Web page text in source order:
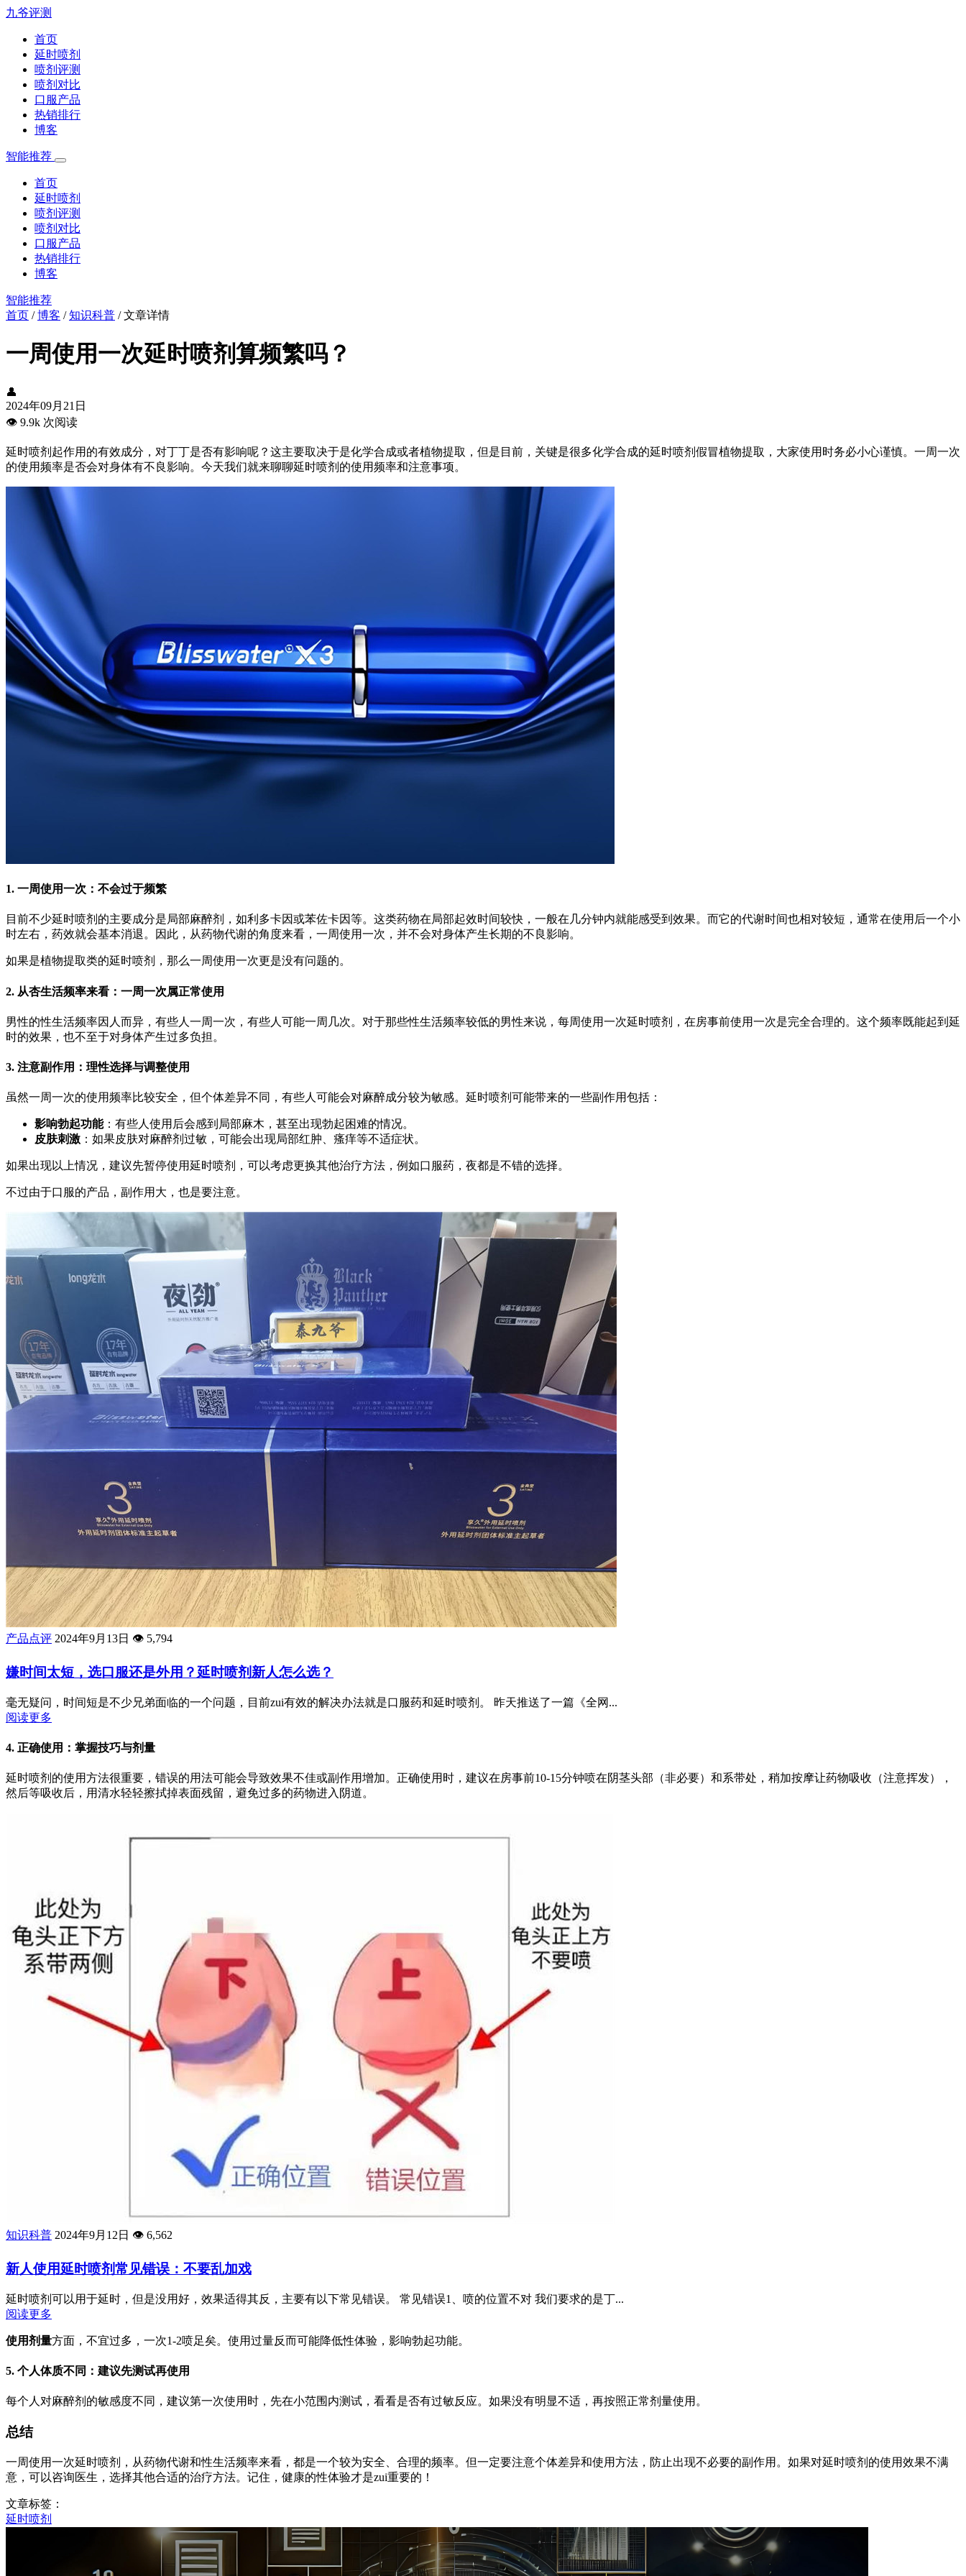
九爷评测
首页
延时喷剂
喷剂评测
喷剂对比
口服产品
热销排行
博客
智能推荐
首页
延时喷剂
喷剂评测
喷剂对比
口服产品
热销排行
博客
智能推荐
首页 /博客 /知识科普 /文章详情
一周使用一次延时喷剂算频繁吗？
👤
2024年09月21日
👁️ 9.9k 次阅读
延时喷剂起作用的有效成分，对丁丁是否有影响呢？这主要取决于是化学合成或者植物提取，但是目前，关键是很多化学合成的延时喷剂假冒植物提取，大家使用时务必小心谨慎。一周一次
的使用频率是否会对身体有不良影响。今天我们就来聊聊延时喷剂的使用频率和注意事项。
1. 一周使用一次：不会过于频繁
目前不少延时喷剂的主要成分是局部麻醉剂，如利多卡因或苯佐卡因等。这类药物在局部起效时间较快，一般在几分钟内就能感受到效果。而它的代谢时间也相对较短，通常在使用后一个小
时左右，药效就会基本消退。因此，从药物代谢的角度来看，一周使用一次，并不会对身体产生长期的不良影响。
如果是植物提取类的延时喷剂，那么一周使用一次更是没有问题的。
2. 从杏生活频率来看：一周一次属正常使用
男性的性生活频率因人而异，有些人一周一次，有些人可能一周几次。对于那些性生活频率较低的男性来说，每周使用一次延时喷剂，在房事前使用一次是完全合理的。这个频率既能起到延
时的效果，也不至于对身体产生过多负担。
3. 注意副作用：理性选择与调整使用
虽然一周一次的使用频率比较安全，但个体差异不同，有些人可能会对麻醉成分较为敏感。延时喷剂可能带来的一些副作用包括：
影响勃起功能：有些人使用后会感到局部麻木，甚至出现勃起困难的情况。
皮肤刺激 ：如果皮肤对麻醉剂过敏，可能会出现局部红肿、瘙痒等不适症状。
如果出现以上情况，建议先暂停使用延时喷剂，可以考虑更换其他治疗方法，例如口服药，夜都是不错的选择。
不过由于口服的产品，副作用大，也是要注意。
产品点评 2024年9月13日 👁️ 5,794
嫌时间太短，选口服还是外用？延时喷剂新人怎么选？
毫无疑问，时间短是不少兄弟面临的一个问题，目前zui有效的解决办法就是口服药和延时喷剂。 昨天推送了一篇《全网...
阅读更多
4. 正确使用：掌握技巧与剂量
延时喷剂的使用方法很重要，错误的用法可能会导致效果不佳或副作用增加。正确使用时，建议在房事前10-15分钟喷在阴茎头部（非必要）和系带处，稍加按摩让药物吸收（注意挥发），
然后等吸收后，用清水轻轻擦拭掉表面残留，避免过多的药物进入阴道。
知识科普 2024年9月12日 👁️ 6,562
新人使用延时喷剂常见错误：不要乱加戏
延时喷剂可以用于延时，但是没用好，效果适得其反，主要有以下常见错误。 常见错误1、喷的位置不对 我们要求的是丁...
阅读更多
使用剂量方面，不宜过多，一次1-2喷足矣。使用过量反而可能降低性体验，影响勃起功能。
5. 个人体质不同：建议先测试再使用
每个人对麻醉剂的敏感度不同，建议第一次使用时，先在小范围内测试，看看是否有过敏反应。如果没有明显不适，再按照正常剂量使用。
总结
一周使用一次延时喷剂，从药物代谢和性生活频率来看，都是一个较为安全、合理的频率。但一定要注意个体差异和使用方法，防止出现不必要的副作用。如果对延时喷剂的使用效果不满
意，可以咨询医生，选择其他合适的治疗方法。记住，健康的性体验才是zui重要的！
文章标签：
延时喷剂